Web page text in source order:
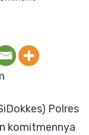
Kesehatan
Kepada
Polres
komitmennya